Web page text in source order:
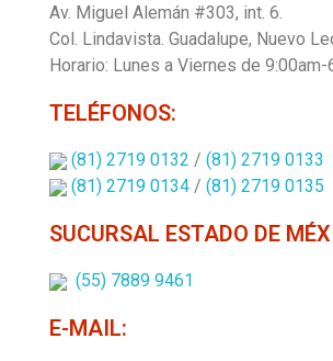
Av. Miguel Alemán #303, int. 6.
Col. Lindavista. Guadalupe, Nuevo
Horario: Lunes a Viernes de 9:00am-
TELÉFONOS:
(81) 2719 0132 / (81) 2719 0133
(81) 2719 0134 / (81) 2719 0135
SUCURSAL ESTADO DE
(55) 7889 9461
E-MAIL: